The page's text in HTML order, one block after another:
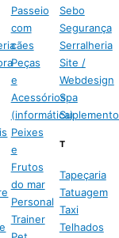
Passeio
com
cães
Peças
e
Acessórios
(informática)
Peixes
e
Frutos
do mar
Personal
Trainer
Sebo
Segurança
Serralheria
Site /
Webdesign
Spa
T
Tapeçaria
Tatuagem
Taxi
Telhados